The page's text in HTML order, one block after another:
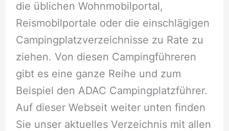
die üblichen Wohnmobilportal,
Reismobilportale oder die einschlägigen
Campingplatzverzeichnisse zu Rate zu
ziehen. Von diesen Campingführeren
gibt es eine ganze Reihe und zum
Beispiel den ADAC Campingplatzführer.
Auf dieser Webseit weiter unten finden
Sie unser aktuelles Verzeichnis mit allen